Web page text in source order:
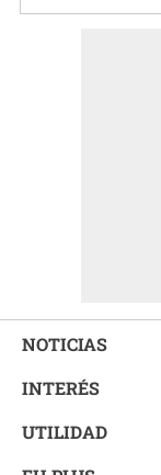
NOTICIAS
INTERÉS
UTILIDAD